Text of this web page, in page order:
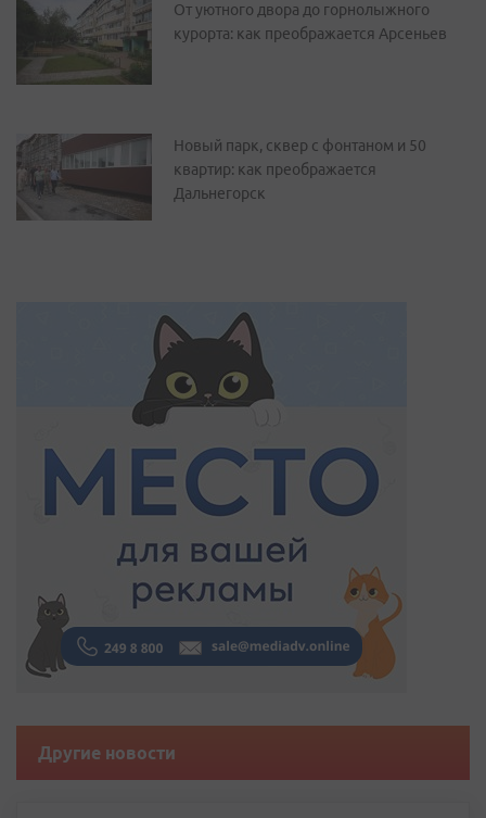
От уютного двора до горнолыжного
курорта: как преображается Арсеньев
Новый парк, сквер с фонтаном и 50
квартир: как преображается
Дальнегорск
Другие новости